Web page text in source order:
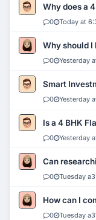
Why does a
0 Today at
Why should I
0 Yesterday
Smart
0 Yesterday
Is a 4 BHK
0 Yesterday
Can
0 Tuesday
How can I
0 Tuesday